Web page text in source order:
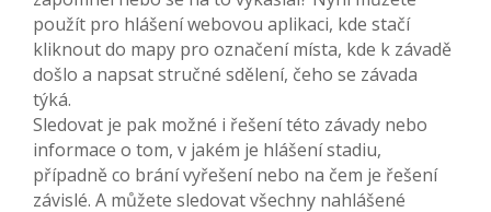
použít pro hlášení webovou aplikaci, kde stačí
kliknout do mapy pro označení místa, kde k závadě
došlo a napsat stručné sdělení, čeho se závada
týká.
Sledovat je pak možné i řešení této závady nebo
informace o tom, v jakém je hlášení stadiu,
případně co brání vyřešení nebo na čem je řešení
závislé. A můžete sledovat všechny nahlášené